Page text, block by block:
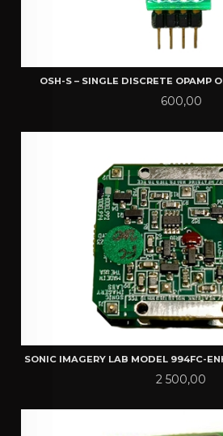
OSH-S – SINGLE DISCRETE OPAMP
Pris
600,00
SONIC IMAGERY LAB MODEL 994FC-
Pris
2 500,00